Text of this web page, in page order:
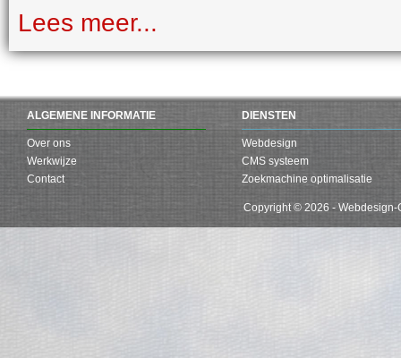
Lees meer...
ALGEMENE INFORMATIE
Over ons
Werkwijze
Contact
DIENSTEN
Webdesign
CMS systeem
Zoekmachine optimalisatie
Copyright © 2026 -